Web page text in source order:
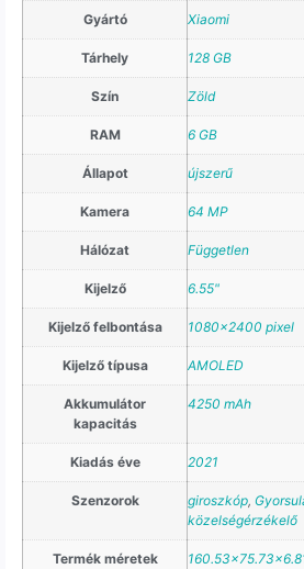
Gyártó Xiaomi
Tárhely 128 GB
Szín Zöld
RAM 6 GB
Állapot újszerű
Kamera 64 MP
Hálózat Független
Kijelző 6.55"
Kijelző felbontása 1080×2400 pixel
Kijelző típusa AMOLED
Akkumulátor
kapacitás
4250 mAh
Kiadás éve 2021
Szenzorok giroszkóp,
közelségérzékelő
Termék méretek